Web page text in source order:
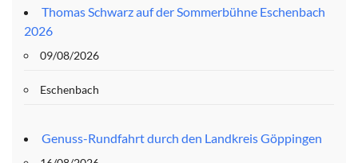
Thomas Schwarz auf der Sommerbühne Eschenbach
2026
09/08/2026
Eschenbach
Genuss-Rundfahrt durch den Landkreis Göppingen